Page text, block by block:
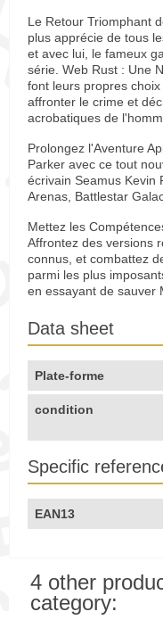
Le Retour Triomphant
plus apprécie de tous
et avec lui, le fameux
série. Web Rust : Une
font leurs propres
affronter le crime et
acrobatiques de
Prolongez l'Aventure
Parker avec ce tout
écrivain Seamus Kevin
Arenas, Battlestar
Mettez les
Affrontez des versions
connus, et combattez
parmi les plus
en essayant de sauver
Data sheet
Plate-forme
condition
Specific
EAN13
4 other
category: